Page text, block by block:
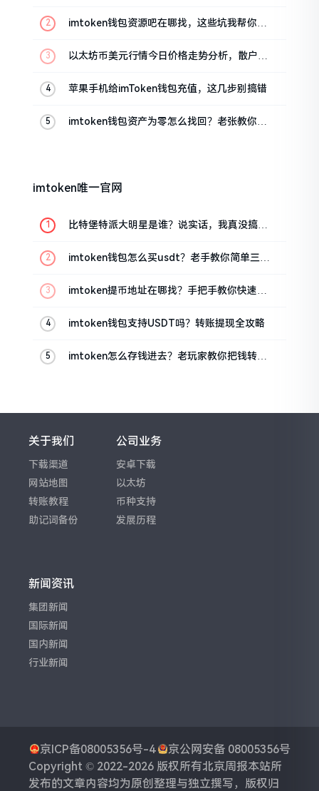
imtoken钱包资源吧在哪找，这些坑我帮你趟
以太坊币美元行情今日价格走势分析，散户如
苹果手机给imToken钱包充值，这几步别搞错
imtoken钱包资产为零怎么找回？老张教你几
imtoken唯一官网
比特堡特派大明星是谁？说实话，我真没搞明
imtoken钱包怎么买usdt？老手教你简单三步
imtoken提币地址在哪找？手把手教你快速查
imtoken钱包支持USDT吗？转账提现全攻略
imtoken怎么存钱进去？老玩家教你把钱转进
关于我们
下载渠道
网站地图
转账教程
助记词备份
公司业务
安卓下载
以太坊
币种支持
发展历程
新闻资讯
集团新闻
国际新闻
国内新闻
行业新闻
京ICP备08005356号-4
京公网安备 08005356号
Copyright © 2022-2026 版权所有北京周报本站所
发布的文章内容均为原创整理与独立撰写，版权归